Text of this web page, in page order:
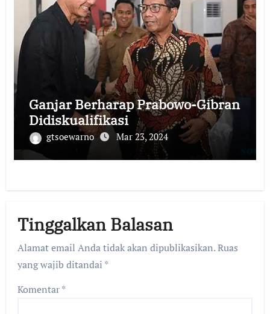
Ganjar Berharap Prabowo-Gibran
Didiskualifikasi
gtsoewarno Mar 23, 2024
Tinggalkan Balasan
Alamat email Anda tidak akan dipublikasikan.Ruas
yang wajib ditandai *
Komentar*